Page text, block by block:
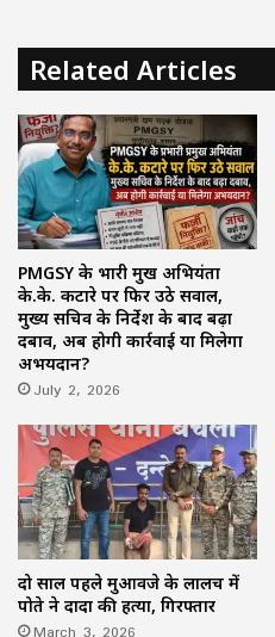
Related Articles
PMGSY के प्रभारी प्रमुख अभियंता
के.के. कटारे पर फिर उठे सवाल,
मुख्य सचिव के निर्देश के बाद बढ़ा
दबाव, अब होगी कार्रवाई या मिलेगा
अभयदान?
July 2, 2026
दो साल पहले मुआवजे के लालच में
पोते ने दादा की हत्या, गिरफ्तार